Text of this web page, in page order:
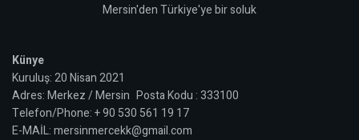
Mersin'den Türkiye'ye bir soluk
Künye
Kuruluş: 20 Nisan 2021
Adres: Merkez / Mersin Posta Kodu : 333100
Telefon/Phone: + 90 530 561 19 17
E-MAİL: mersinmercekk@gmail.com